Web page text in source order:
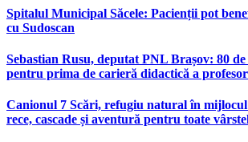
Spitalul Municipal Săcele: Pacienții pot
cu Sudoscan
Sebastian Rusu, deputat PNL Brașov: 80
pentru prima de carieră didactică a
Canionul 7 Scări, refugiu natural în
rece, cascade și aventură pentru toate